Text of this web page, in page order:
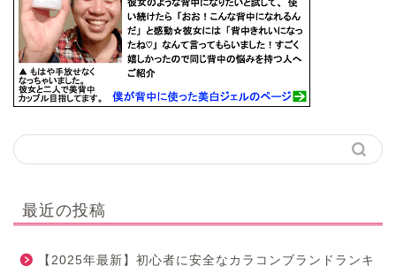
最近の投稿
【2025年最新】初心者に安全なカラコンブランドランキ